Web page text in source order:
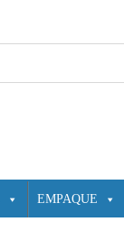
EMPAQUE